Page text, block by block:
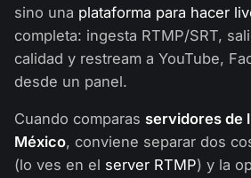
sino una plataforma para hacer
completa: ingesta RTMP/SRT,
calidad y restream a YouTube,
desde un panel.
Cuando comparas servidores de
México, conviene separar dos
(lo ves en el server RTMP) y la